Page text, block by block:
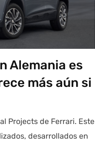
Alemania es
más aún si
Projects de Ferrari. Este
desarrollados en